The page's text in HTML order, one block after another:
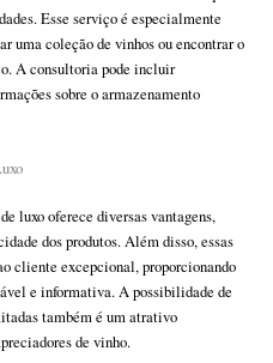
Esse serviço é especialmente
uma coleção de vinhos ou encontrar o
A consultoria pode incluir
sobre o armazenamento
luxo oferece diversas vantagens,
dos produtos. Além disso, essas
cliente excepcional, proporcionando
e informativa. A possibilidade de
também é um atrativo
de vinho.